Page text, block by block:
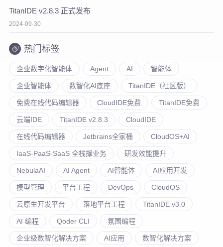
TitanIDE v2.8.3 正式发布
2024-09-30
热门标签
企业数字化智能体 Agent AI 智能体
企业智能体 数智化AI底座 TitanIDE（社区版）
免费在线代码编辑器 CloudIDE免费 TitanIDE免费
云端IDE TitanIDE v2.8.3 CloudIDE
在线代码编辑器 Jetbrains全家桶 CloudOS+AI
IaaS-PaaS-SaaS 全栈撑业务 研发效能提升
NebulaAI AI Agent AI智能体 AI应用开发
模型管理 平台工程 DevOps CloudOS
云原生开发平台 落地平台工程 TitanIDE v3.0
AI 编程 Qoder CLI 氛围编程
企业级数智化解决方案 AI应用 数智化解决方案